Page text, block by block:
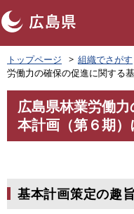
ペ
ー
ジ
の
で
トップページ 組織でさがす
労働力の確保の促進に関する
広島県林業労働
本計画（第６期）
基本計画策定の趣旨